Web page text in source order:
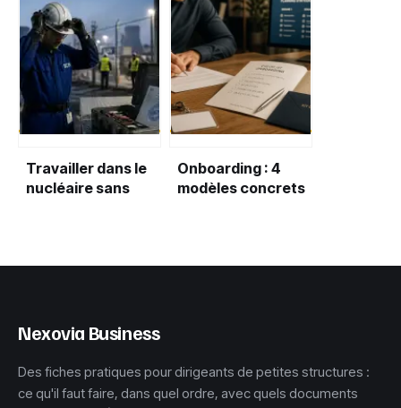
pour 1 euro investi,
le levier de
performance
durable
relecteur : 3
certifications clés
et les pièges de
l’autodidacte
Travailler dans le
nucléaire sans
Onboarding : 4
modèles concrets
Nexovia Business
Des fiches pratiques pour dirigeants de petites structures :
ce qu'il faut faire, dans quel ordre, avec quels documents